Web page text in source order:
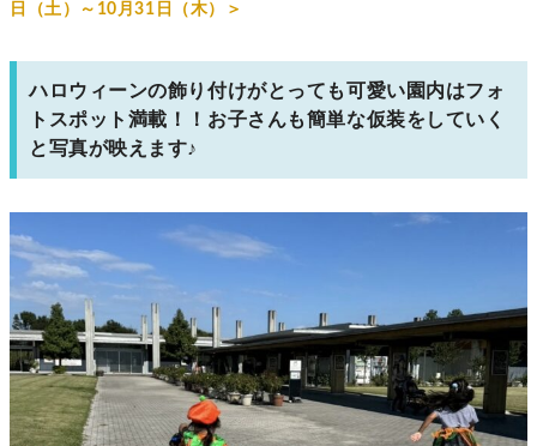
日（土）～10月31日（木）＞
ハロウィーンの飾り付けがとっても可愛い園内はフォ
トスポット満載！！お子さんも簡単な仮装をしていく
と写真が映えます♪